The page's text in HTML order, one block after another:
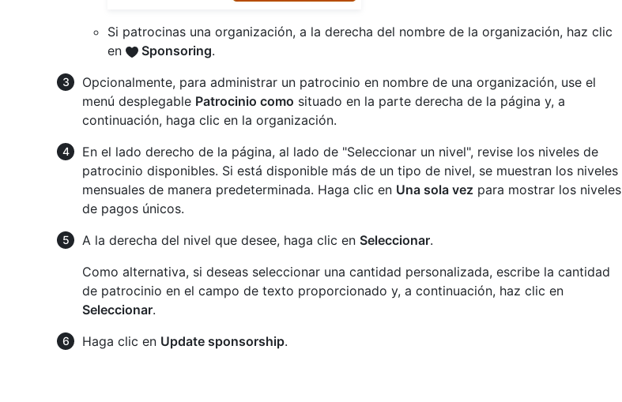
Si patrocinas una organización, a la derecha del nombre de la organización, haz clic
en
Sponsoring.
Opcionalmente, para administrar un patrocinio en nombre de una organización, use el
menú desplegable Patrocinio como situado en la parte derecha de la página y, a
continuación, haga clic en la organización.
En el lado derecho de la página, al lado de "Seleccionar un nivel", revise los niveles de
patrocinio disponibles. Si está disponible más de un tipo de nivel, se muestran los niveles
mensuales de manera predeterminada. Haga clic en Una sola vez para mostrar los niveles
de pagos únicos.
A la derecha del nivel que desee, haga clic en Seleccionar.
Como alternativa, si deseas seleccionar una cantidad personalizada, escribe la cantidad
de patrocinio en el campo de texto proporcionado y, a continuación, haz clic en
Seleccionar.
Haga clic en Update sponsorship.